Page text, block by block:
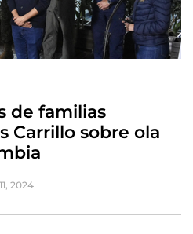
de familias
Carrillo sobre ola
2024